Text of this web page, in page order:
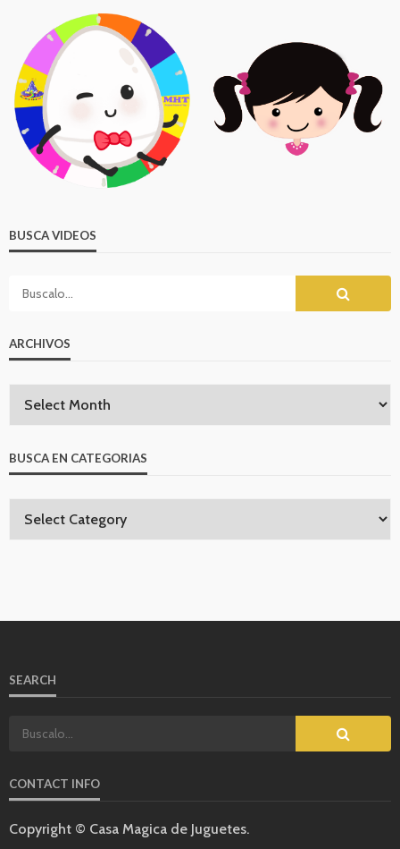
BUSCA VIDEOS
ARCHIVOS
BUSCA EN CATEGORIAS
SEARCH
CONTACT INFO
Copyright © Casa Magica de Juguetes.